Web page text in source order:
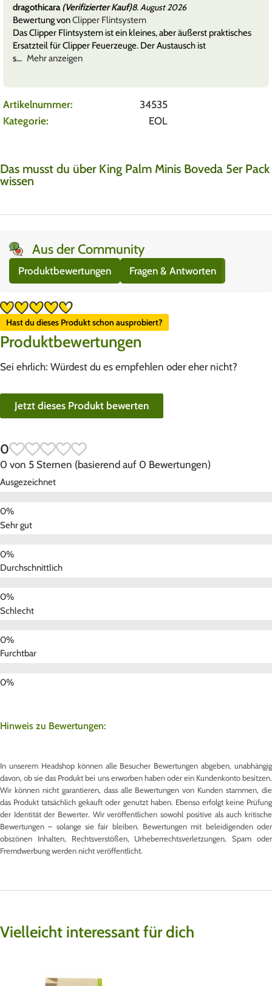
dragothicara(Verifizierter Kauf)8. August 2026
Bewertung vonClipper Flintsystem
Das Clipper Flintsystem ist ein kleines, aber äußerst praktisches
Ersatzteil für Clipper Feuerzeuge. Der Austausch ist
s
Mehr anzeigen
Artikelnummer:
34535
Kategorie:
EOL
Das musst du über King Palm Minis Boveda 5er Pack
wissen
Aus der Community
Produktbewertungen Fragen & Antworten
Hast du dieses Produkt schon ausprobiert?
Produktbewertungen
Sei ehrlich: Würdest du es empfehlen oder eher nicht?
Jetzt dieses Produkt bewerten
0
0 von 5 Sternen (basierend auf 0 Bewertungen)
Ausgezeichnet
Sehr gut
Durchschnittlich
Schlecht
Furchtbar
Hinweis zu Bewertungen:
In unserem Headshop können alle Besucher Bewertungen abgeben, unabhängig
davon, ob sie das Produkt bei uns erworben haben oder ein Kundenkonto besitzen.
Wir können nicht garantieren, dass alle Bewertungen von Kunden stammen, die
das Produkt tatsächlich gekauft oder genutzt haben. Ebenso erfolgt keine Prüfung
der Identität der Bewerter. Wir veröffentlichen sowohl positive als auch kritische
Bewertungen – solange sie fair bleiben. Bewertungen mit beleidigenden oder
obszönen Inhalten, Rechtsverstößen, Urheberrechtsverletzungen, Spam oder
Fremdwerbung werden nicht veröffentlicht.
Vielleicht interessant für dich